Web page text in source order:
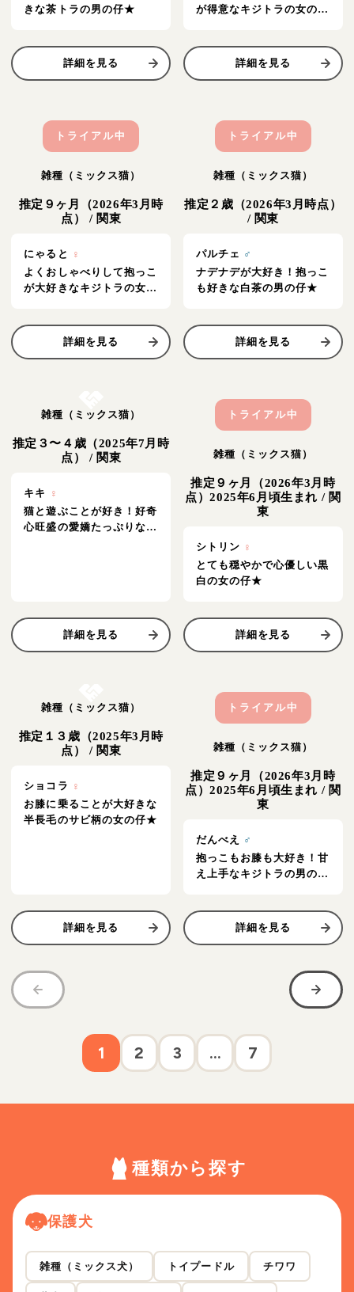
きな茶トラの男の仔★
詳細を見る
が得意なキジトラの女の仔
詳細を見る
トライアル中
雑種（ミックス猫）
推定９ヶ月（2026年3月時
点）
/ 関東
にゃると
♀
よくおしゃべりして抱っこ
が大好きなキジトラの女の
詳細を見る
トライアル中
雑種（ミックス猫）
推定２歳（2026年3月時点）
/ 関東
パルチェ ♂
ナデナデが大好き！抱っこ
も好きな白茶の男の仔★
詳細を見る
雑種（ミックス猫）
推定３〜４歳（2025年7月時
点）
/ 関東
キキ
♀
猫と遊ぶことが好き！好奇
心旺盛の愛嬌たっぷりな黒
詳細を見る
トライアル中
雑種（ミックス猫）
推定９ヶ月（2026年3月時
点）2025年6月頃生まれ/ 関
東
シトリン ♀
とても穏やかで心優しい黒
白の女の仔★
詳細を見る
雑種（ミックス猫）
推定１３歳（2025年3月時
点）
/ 関東
ショコラ ♀
お膝に乗ることが大好きな
半長毛のサビ柄の女の仔★
詳細を見る
トライアル中
雑種（ミックス猫）
推定９ヶ月（2026年3月時
点）2025年6月頃生まれ/ 関
東
だんべえ
♂
抱っこもお膝も大好き！甘
え上手なキジトラの男の仔
詳細を見る
1 2 3 ... 7
種類から探す
保護犬
雑種（ミックス犬） トイプードル チワワ